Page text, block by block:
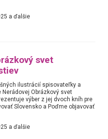
a ďalšie
svet
ilustrácií spisovateľky a
Obrázkový svet
výber z jej dvoch kníh pre
Slovensko a Poďme objavovať
a ďalšie